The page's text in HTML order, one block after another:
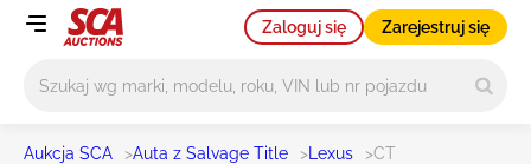
Zaloguj się Zarejestruj się
Aukcja SCA >Auta z Salvage Title > Lexus >CT